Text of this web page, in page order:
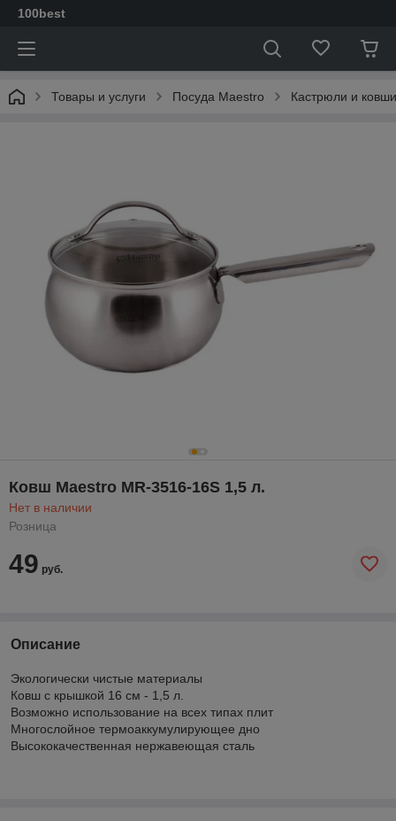
100best
Товары и услуги Посуда Maestro Кастрюли и ковши
Ковш Maestro MR-3516-16S 1,5 л.
Нет в наличии
Розница
49 руб.
Описание
Экологически чистые материалы
Ковш с крышкой 16 см - 1,5 л.
Возможно использование на всех типах плит
Многослойное термоаккумулирующее дно
Высококачественная нержавеющая сталь